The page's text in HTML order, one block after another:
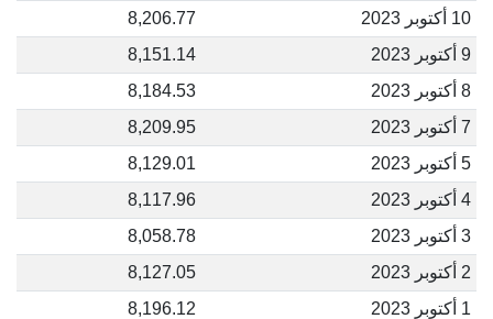
10 أكتوبر 2023
8,206.77
9 أكتوبر 2023
8,151.14
8 أكتوبر 2023
8,184.53
7 أكتوبر 2023
8,209.95
5 أكتوبر 2023
8,129.01
4 أكتوبر 2023
8,117.96
3 أكتوبر 2023
8,058.78
2 أكتوبر 2023
8,127.05
1 أكتوبر 2023
8,196.12